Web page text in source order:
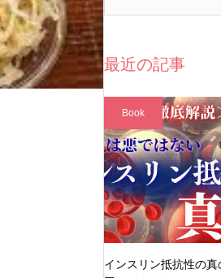
最近の記事
Book
インスリン抵抗性の真